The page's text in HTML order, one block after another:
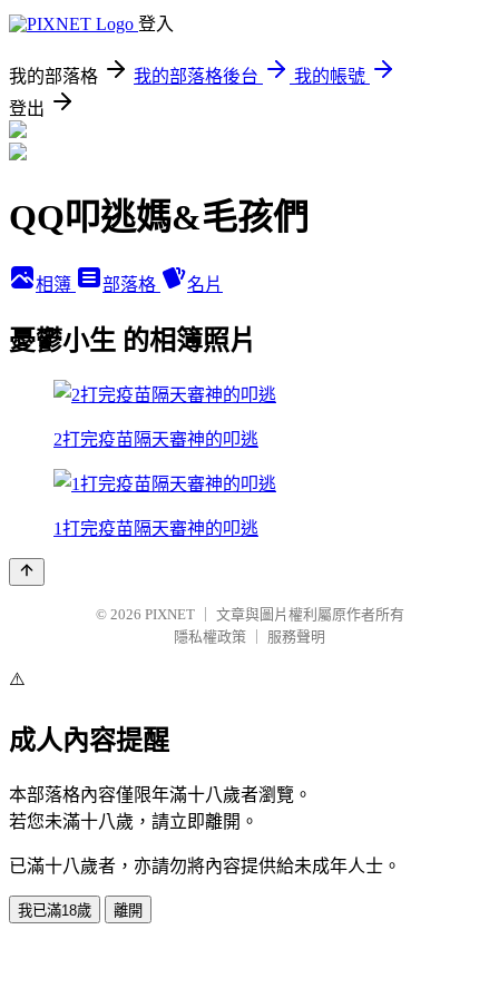
登入
我的部落格 我的部落格後台
我的帳號
登出
QQ叩逃媽&毛孩們
相簿 部落格 名片
憂鬱小生 的相簿照片
2打完疫苗隔天審神的叩逃
1打完疫苗隔天審神的叩逃
© 2026 PIXNET
文章與圖片權利屬原作者所有
隱私權政策
服務聲明
⚠️
成人內容提醒
本部落格內容僅限年滿十八歲者瀏覽。
若您未滿十八歲，請立即離開。
已滿十八歲者，亦請勿將內容提供給未成年人士。
我已滿18歲 離開